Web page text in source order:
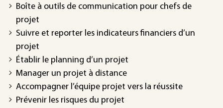
Boîte à outils de communication pour chefs de
projet
Suivre et reporter les indicateurs financiers d’un
projet
Établir le planning d’un projet
Manager un projet à distance
Accompagner l’équipe projet vers la réussite
Prévenir les risques du projet